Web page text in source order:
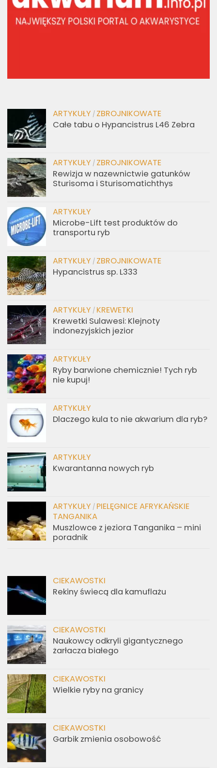
ARTYKUŁY / ZBROJNIKOWATE
Całe tabu o Hypancistrus L46 Zebra
ARTYKUŁY / ZBROJNIKOWATE
Rewizja w nazewnictwie gatunków
Sturisoma i Sturisomatichthys
ARTYKUŁY
Microbe-Lift test produktów do
transportu ryb
ARTYKUŁY / ZBROJNIKOWATE
Hypancistrus sp. L333
ARTYKUŁY / KREWETKI
Krewetki Sulawesi: Klejnoty
indonezyjskich jezior
ARTYKUŁY
Ryby barwione chemicznie! Tych ryb
nie kupuj!
ARTYKUŁY
Dlaczego kula to nie akwarium dla ryb?
ARTYKUŁY
Kwarantanna nowych ryb
ARTYKUŁY / PIELĘGNICE AFRYKAŃSKIE
TANGANIKA
Muszlowce z jeziora Tanganika – mini
poradnik
CIEKAWOSTKI
Rekiny świecą dla kamuflażu
CIEKAWOSTKI
Naukowcy odkryli gigantycznego
żarłacza białego
CIEKAWOSTKI
Wielkie ryby na granicy
CIEKAWOSTKI
Garbik zmienia osobowość